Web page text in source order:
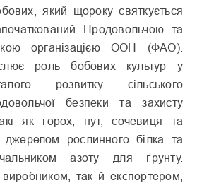
який щороку святкується
Продовольчою та
організацією ООН (ФАО).
роль бобових культур у
розвитку сільського
безпеки та захисту
як горох, нут, сочевиця та
рослинного білка та
азоту для ґрунту.
так й експортером,